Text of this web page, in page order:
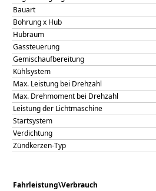
Bauart
Bohrung x Hub
Hubraum
Gassteuerung
Gemischaufbereitung
Kühlsystem
Max. Leistung bei Drehzahl
Max. Drehmoment bei Drehzahl
Leistung der Lichtmaschine
Startsystem
Verdichtung
Zündkerzen-Typ
Fahrleistung\Verbrauch